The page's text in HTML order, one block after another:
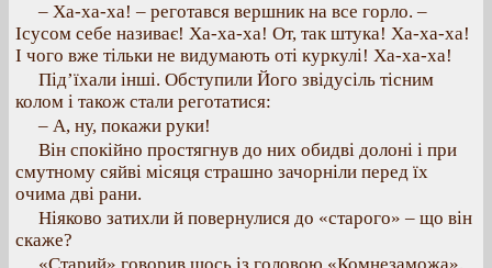
– Ха-ха-ха! – реготався вершник на все горло. –
Ісусом себе називає! Ха-ха-ха! От, так штука! Ха-ха-ха!
І чого вже тільки не видумають оті куркулі! Ха-ха-ха!
Під’їхали інші. Обступили Його звідусіль тісним
колом і також стали реготатися:
– А, ну, покажи руки!
Він спокійно простягнув до них обидві долоні і при
смутному сяйві місяця страшно зачорніли перед їх
очима дві рани.
Ніяково затихли й повернулися до «старого» – що він
скаже?